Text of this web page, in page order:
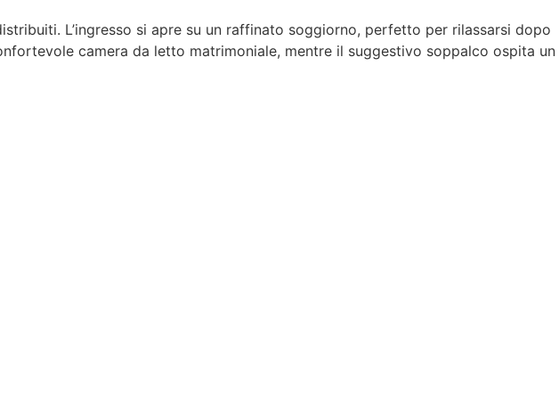
L’ingresso si apre su un raffinato soggiorno, perfetto per rilassarsi dopo
camera da letto matrimoniale, mentre il suggestivo soppalco ospita un